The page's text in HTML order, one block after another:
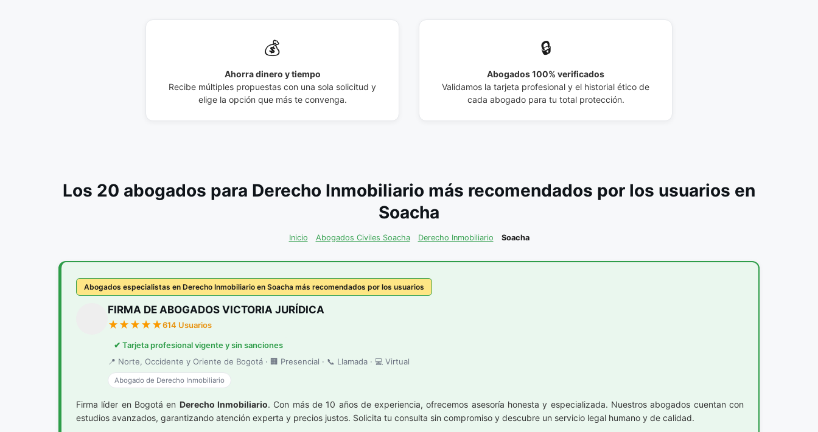
💰
Ahorra dinero y tiempo
Recibe múltiples propuestas con una sola solicitud y
elige la opción que más te convenga.
🔒
Abogados 100% verificados
Validamos la tarjeta profesional y el historial ético de
cada abogado para tu total protección.
Los 20 abogados para Derecho Inmobiliario más recomendados por los usuarios en
Soacha
Inicio Abogados Civiles Soacha Derecho Inmobiliario Soacha
Abogados especialistas en Derecho Inmobiliario en Soacha más recomendados por los usuarios
FIRMA DE ABOGADOS VICTORIA JURÍDICA
614 Usuarios
✔ Tarjeta profesional vigente y sin sanciones
📍 Norte, Occidente y Oriente de Bogotá · 🏢 Presencial · 📞 Llamada · 💻 Virtual
Abogado de Derecho Inmobiliario
Firma líder en Bogotá en Derecho Inmobiliario. Con más de 10 años de experiencia, ofrecemos asesoría honesta y especializada. Nuestros abogados cuentan con
estudios avanzados, garantizando atención experta y precios justos. Solicita tu consulta sin compromiso y descubre un servicio legal humano y de calidad.